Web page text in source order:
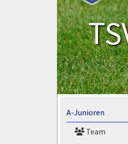
A-Junioren
Team